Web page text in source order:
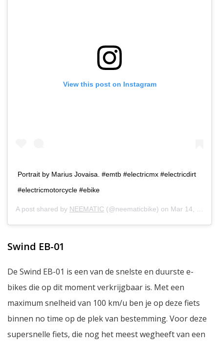
View this post on Instagram
Portrait by Marius Jovaisa. #emtb #electricmx #electricdirt
#electricmotorcycle #ebike
A post shared by NEEMATIC (@neematicbike) on Mar 14, 2018 at 2:29pm PDT
Swind EB-01
De Swind EB-01 is een van de snelste en duurste e-
bikes die op dit moment verkrijgbaar is. Met een
maximum snelheid van 100 km/u ben je op deze fiets
binnen no time op de plek van bestemming. Voor deze
supersnelle fiets, die nog het meest wegheeft van een